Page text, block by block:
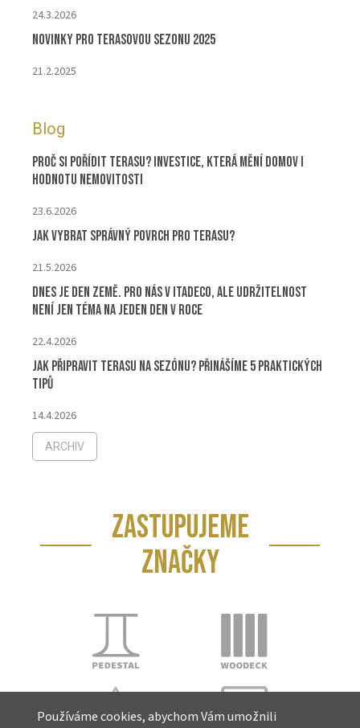
Používáme cookies, abychom Vám umožnili
24.3.2026
Novinky pro terasovou sezonu 2025
21.2.2025
Blog
Proč si pořídit terasu? Investice, která mění domov i
hodnotu nemovitosti
23.6.2026
Jak vybrat správný povrch pro terasu?
21.5.2026
Dnes je Den Země. Pro nás v ITADECO, ale udržitelnost
není jen téma na jeden den v roce
22.4.2026
Jak připravit terasu na sezónu? Přinášíme 5 praktických
tipů
14.4.2026
ARCHIV
ZASTUPUJEME
ZNAČKY